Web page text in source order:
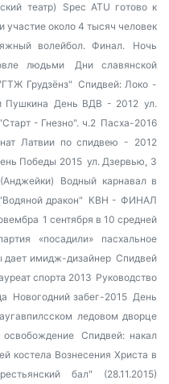
театр)
Spec ATU готово к
участие около 4 тысяч человек
волейбол. Финал.
Ночь
людьми
Дни славянской
Грудзёнз" Спидвей: Локо -
Пушкина День ВДВ - 2012 ул.
- Гнезно". ч.2 Пасха-2016
Латвии по спидвею - 2012
Победы 2015 ул. Дзервью, 3
Водный карнавал в
дракон"
КВН - ФИНАЛ
1 сентября в 10 средней
«посадили» пасхальное
дает имидж-дизайнер Спидвей
спорта 2013 Руководство
Новогодний забег-2015 День
ледовом дворце
Спидвей: накал
костела Вознесения Христа в
бал" (28.11.2015)